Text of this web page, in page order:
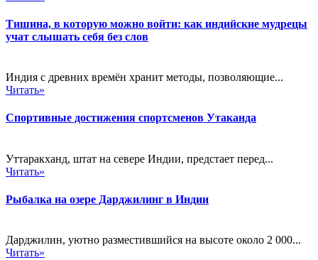
Тишина, в которую можно войти: как индийские мудрецы
учат слышать себя без слов
Индия с древних времён хранит методы, позволяющие...
Читать»
Спортивные достижения спортсменов Утаканда
Уттаракханд, штат на севере Индии, предстает перед...
Читать»
Рыбалка на озере Дарджилинг в Индии
Дарджилин, уютно разместившийся на высоте около 2 000...
Читать»